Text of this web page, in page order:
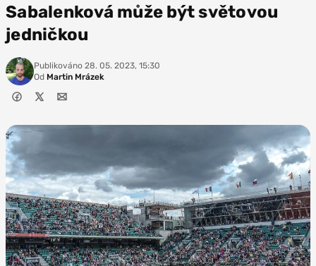
Sabalenková může být světovou
jedničkou
Publikováno 28. 05. 2023, 15:30
Od Martin Mrázek